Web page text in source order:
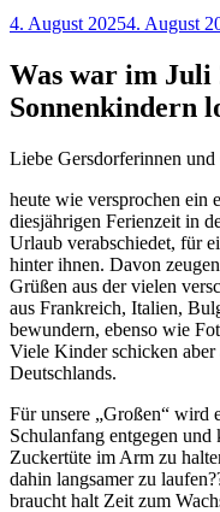
Veröffentlicht
4. August 20254. August
Was war im Juli
Sonnenkindern
Liebe Gersdorferinnen und
heute wie versprochen ein
diesjährigen Ferienzeit in
Urlaub verabschiedet, für
hinter ihnen. Davon
Grüßen aus der vielen
aus Frankreich, Italien,
bewundern, ebenso wie
Viele Kinder schicken aber
Deutschlands.
Für unsere „Großen“ wird
Schulanfang entgegen
Zuckertüte im Arm zu
dahin langsamer zu
braucht halt Zeit zum